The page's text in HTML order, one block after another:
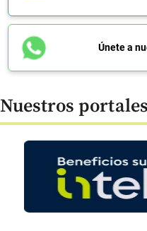
Únete a
Nuestros portales